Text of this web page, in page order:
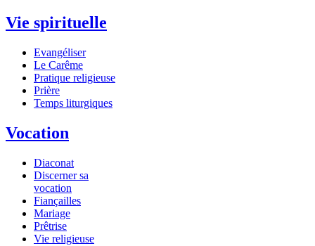
Vie spirituelle
Evangéliser
Le Carême
Pratique religieuse
Prière
Temps liturgiques
Vocation
Diaconat
Discerner sa
vocation
Fiançailles
Mariage
Prêtrise
Vie religieuse